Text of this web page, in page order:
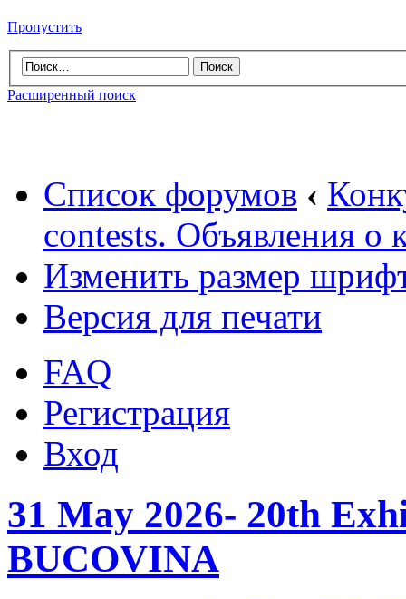
Пропустить
Расширенный поиск
Список форумов ‹
contests. Объявления о
Изменить размер
Версия для печати
FAQ
Регистрация
Вход
31 May 2026- 20th
BUCOVINA